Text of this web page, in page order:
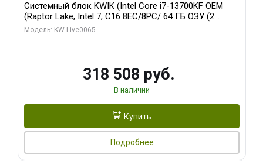
Системный блок KWIK (Intel Core i7-13700KF OEM
(Raptor Lake, Intel 7, C16 8EC/8PC/ 64 ГБ ОЗУ (2
модуля)/ ASUS RTX5080 PROART OC 16GB GDDR7
Модель: KW-Live0065
318 508 руб.
В наличии
Купить
Подробнее